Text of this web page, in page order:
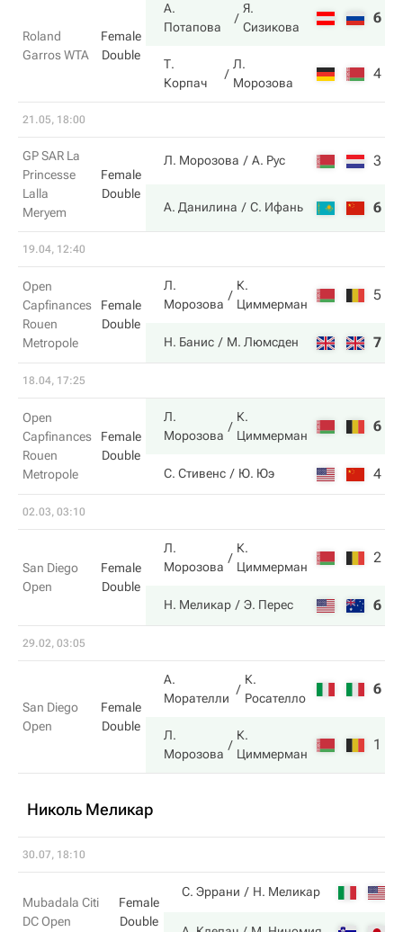
Roland
Garros WTA
Female
Double
А.
Потапова
Я.
Сизикова
6
Т.
Корпач
Л.
Морозова
4
21.05, 18:00
GP SAR La
Princesse
Lalla
Meryem
Female
Double
Л. Морозова А. Рус 3
А. Данилина С. Ифань 6
19.04, 12:40
Open
Capfinances
Rouen
Metropole
Female
Double
Л.
Морозова
К.
Циммерман
5
Н. Банис М. Люмсден 7
18.04, 17:25
Open
Capfinances
Rouen
Metropole
Female
Double
Л.
Морозова
К.
Циммерман
6
С. Стивенс Ю. Юэ 4
02.03, 03:10
San Diego
Open
Female
Double
Л.
Морозова
К.
Циммерман
2
Н. Меликар Э. Перес 6
29.02, 03:05
San Diego
Open
Female
Double
А.
Морателли
К.
Росателло
6
Л.
Морозова
К.
Циммерман
1
Николь Меликар
30.07, 18:10
Mubadala Citi
DC Open
Female
Double
С. Эррани Н. Меликар